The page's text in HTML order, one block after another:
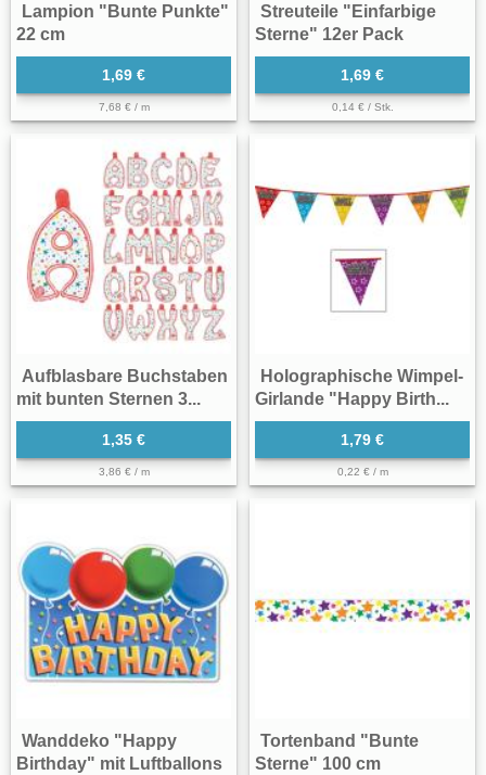
Lampion "Bunte Punkte"
22 cm
1,69 €
7,68 € / m
Streuteile "Einfarbige
Sterne" 12er Pack
1,69 €
0,14 € / Stk.
Aufblasbare Buchstaben
mit bunten Sternen 3...
1,35 €
3,86 € / m
Holographische Wimpel-
Girlande "Happy Birth...
1,79 €
0,22 € / m
Wanddeko "Happy
Birthday" mit Luftballons
Tortenband "Bunte
Sterne" 100 cm